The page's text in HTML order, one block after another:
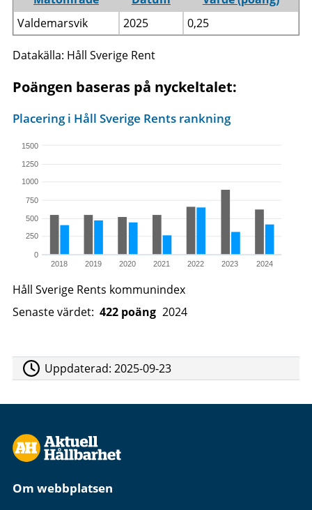
Valdemarsvik
2025 0,25
Datakälla: Håll Sverige Rent
Poängen baseras på nyckeltalet:
2018 2019 2020 2021 2022 2023 2024
0
250
500
750
1000
1250
1500
Placering i Håll Sverige Rents rankning
Håll Sverige Rents kommunindex
Senaste värdet: 422 poäng 2024
Uppdaterad:2025-09-23
Om webbplatsen